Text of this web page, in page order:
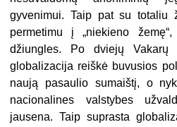
gyvenimui. Taip pat su totaliu
permetimu į „niekieno
džiungles. Po dviejų
globalizacija reiškė buvusios
naują pasaulio sumaištį, o
nacionalines valstybes
jausena. Taip suprasta